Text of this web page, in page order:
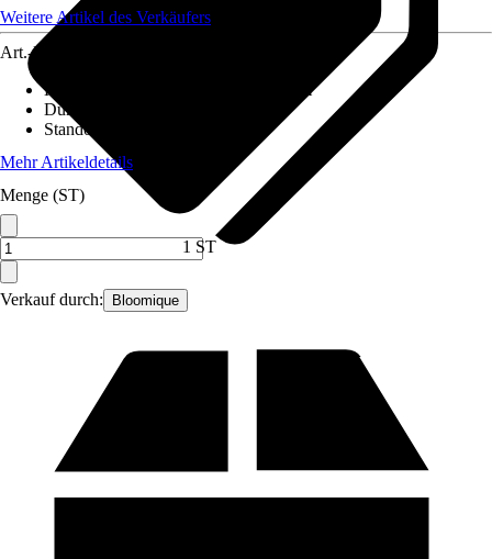
Verkauf durch: Bloomique
Weitere Artikel des Verkäufers
Art.-Nr.
Höhe inkl. Kulturtopf
90 cm - 100 cm
Durchmesser Kulturtopf
Standort
Mehr Artikeldetails
Menge (ST)
1 ST